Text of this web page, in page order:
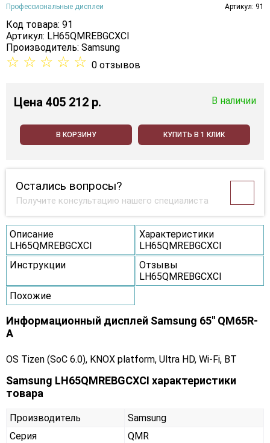
Профессиональные дисплеи Артикул: 91
Код товара: 91
Артикул: LH65QMREBGCXCI
Производитель: Samsung
☆ ☆ ☆ ☆ ☆ 0 отзывов
Цена 405 212 p. В наличии
В КОРЗИНУ КУПИТЬ В 1 КЛИК
Остались вопросы?
Получите консультацию нашего специалиста
Описание
LH65QMREBGCXCI
Характеристики
LH65QMREBGCXCI
Инструкции
Отзывы
LH65QMREBGCXCI
Похожие
Информационный дисплей Samsung 65" QM65R-
A
OS Tizen (SoC 6.0), KNOX platform, Ultra HD, Wi-Fi, BT
Samsung LH65QMREBGCXCI характеристики
товара
Производитель
Samsung
Серия
QMR